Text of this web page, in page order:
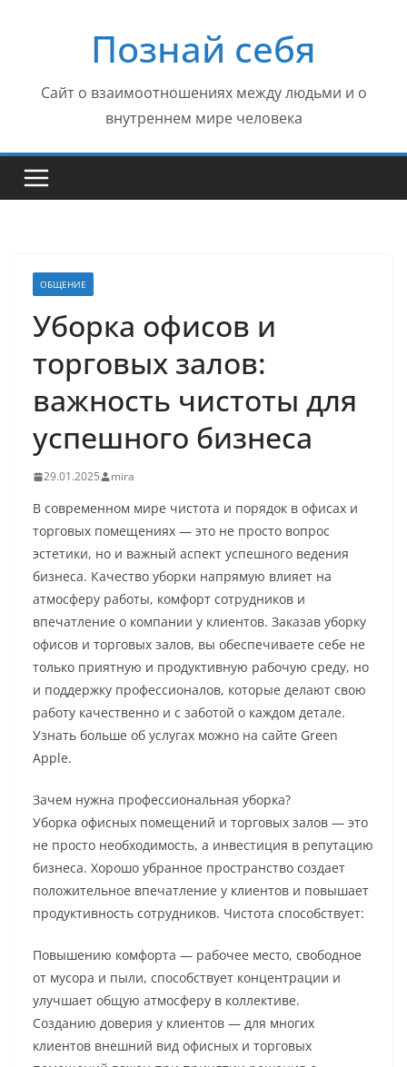
содержимомуПознай себя
Сайт о взаимоотношениях между людьми и о
внутреннем мире человека
ОБЩЕНИЕ
Уборка офисов и
торговых залов:
важность чистоты для
успешного бизнеса
29.01.2025 mira
В современном мире чистота и порядок в офисах и
торговых помещениях — это не просто вопрос
эстетики, но и важный аспект успешного ведения
бизнеса. Качество уборки напрямую влияет на
атмосферу работы, комфорт сотрудников и
впечатление о компании у клиентов. Заказав уборку
офисов и торговых залов, вы обеспечиваете себе не
только приятную и продуктивную рабочую среду, но
и поддержку профессионалов, которые делают свою
работу качественно и с заботой о каждом детале.
Узнать больше об услугах можно на сайте Green
Apple.
Зачем нужна профессиональная уборка?
Уборка офисных помещений и торговых залов — это
не просто необходимость, а инвестиция в репутацию
бизнеса. Хорошо убранное пространство создает
положительное впечатление у клиентов и повышает
продуктивность сотрудников. Чистота способствует:
Повышению комфорта — рабочее место, свободное
от мусора и пыли, способствует концентрации и
улучшает общую атмосферу в коллективе.
Созданию доверия у клиентов — для многих
клиентов внешний вид офисных и торговых